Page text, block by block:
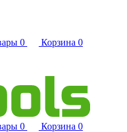
0 Корзина 0
0 Корзина 0